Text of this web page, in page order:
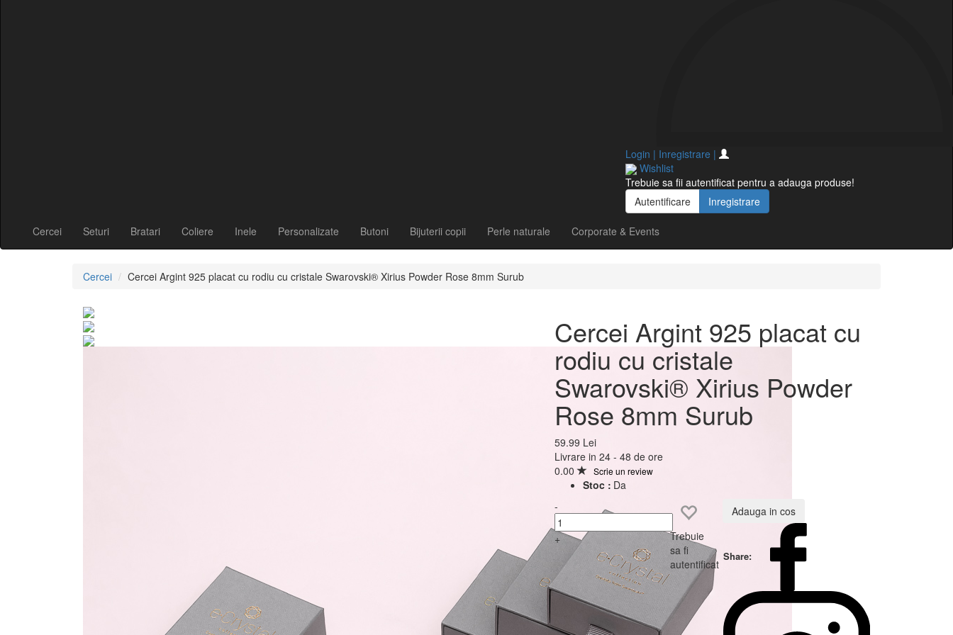
Login | Inregistrare |
Wishlist
Trebuie sa fii autentificat pentru a adauga produse!
Autentificare
Inregistrare
Cercei Seturi Bratari Coliere Inele Personalizate Butoni Bijuterii copii Perle naturale Corporate & Events
Cercei Cercei Argint 925 placat cu rodiu cu cristale Swarovski® Xirius Powder Rose 8mm Surub
Cercei Argint 925 placat cu
rodiu cu cristale Swarovski®
Xirius Powder Rose 8mm
Cercei Argint 925 placat cu
rodiu cu cristale
Swarovski® Xirius Powder
Rose 8mm Surub
59.99 Lei
Livrare in 24 - 48 de ore
0.00
Scrie un review
Stoc : Da
-
+
Trebuie
sa fi
autentificat
Adauga in cos
Share: